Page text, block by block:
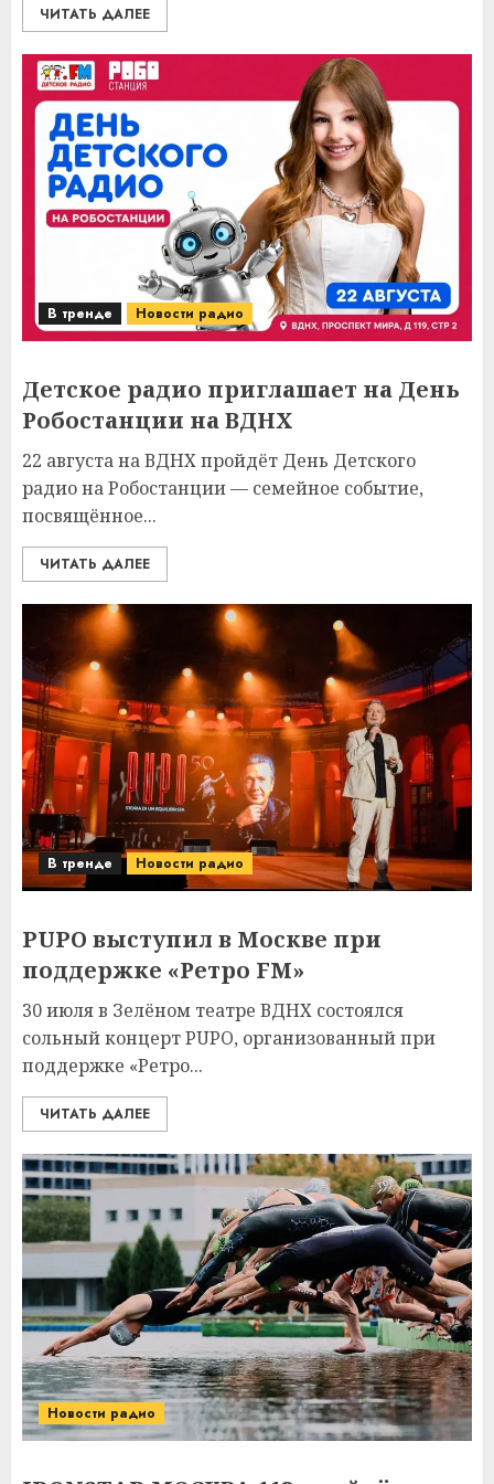
ЧИТАТЬ ДАЛЕЕ
В тренде Новости радио
Детское радио приглашает на День
Робостанции на ВДНХ
22 августа на ВДНХ пройдёт День Детского
радио на Робостанции — семейное событие,
посвящённое...
ЧИТАТЬ ДАЛЕЕ
В тренде Новости радио
PUPO выступил в Москве при
поддержке «Ретро FM»
30 июля в Зелёном театре ВДНХ состоялся
сольный концерт PUPO, организованный при
поддержке «Ретро...
ЧИТАТЬ ДАЛЕЕ
Новости радио